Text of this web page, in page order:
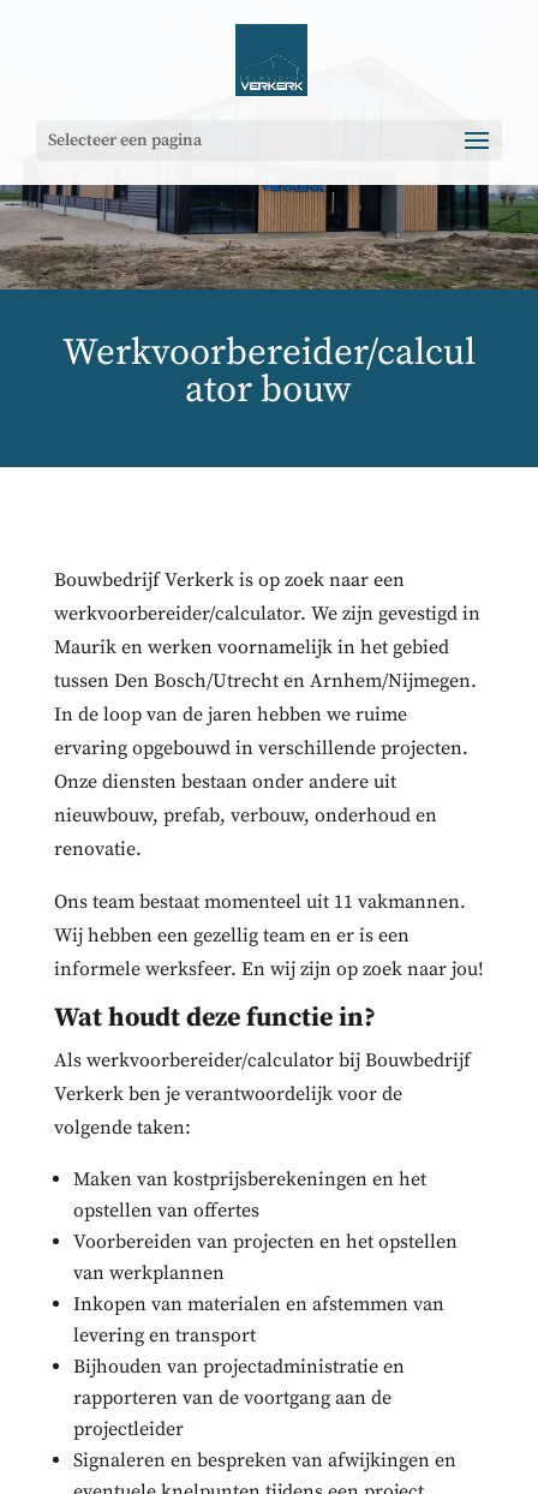
Selecteer een pagina
Werkvoorbereider/calcul
ator bouw
Bouwbedrijf Verkerk is op zoek naar een
werkvoorbereider/calculator. We zijn gevestigd in
Maurik en werken voornamelijk in het gebied
tussen Den Bosch/Utrecht en Arnhem/Nijmegen.
In de loop van de jaren hebben we ruime
ervaring opgebouwd in verschillende projecten.
Onze diensten bestaan onder andere uit
nieuwbouw, prefab, verbouw, onderhoud en
renovatie.
Ons team bestaat momenteel uit 11 vakmannen.
Wij hebben een gezellig team en er is een
informele werksfeer. En wij zijn op zoek naar jou!
Wat houdt deze functie in?
Als werkvoorbereider/calculator bij Bouwbedrijf
Verkerk ben je verantwoordelijk voor de
volgende taken:
Maken van kostprijsberekeningen en het
opstellen van offertes
Voorbereiden van projecten en het opstellen
van werkplannen
Inkopen van materialen en afstemmen van
levering en transport
Bijhouden van projectadministratie en
rapporteren van de voortgang aan de
projectleider
Signaleren en bespreken van afwijkingen en